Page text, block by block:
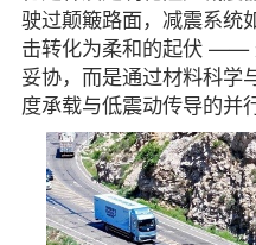
驶过颠簸路面，减震系统
击转化为柔和的起伏 ——
妥协，而是通过材料科学
度承载与低震动传导的并